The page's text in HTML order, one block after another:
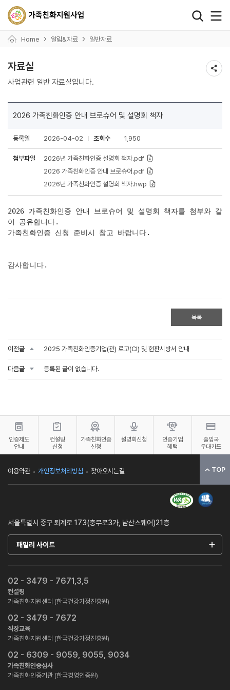
Home 알림&자료 일반자료
자료실
사업관련 일반 자료실입니다.
2026 가족친화인증 안내 브로슈어 및 설명회 책자
등록일 2026-04-02 조회수 1,950
첨부파일
2026년 가족친화인증 설명회 책자.pdf
2026 가족친화인증 안내 브로슈어.pdf
2026년 가족친화인증 설명회 책자.hwp
2026 가족친화인증 안내 브로슈어 및 설명회 책자를 첨부와 같
이 공유합니다.
가족친화인증 신청 준비시 참고 바랍니다.
감사합니다.
목록
이전글 2025 가족친화인증기업(관) 로고(CI) 및 현판시방서 안내
다음글 등록된 글이 없습니다.
인증제도
안내
컨설팅
신청
가족친화인증
신청
설명회신청
인증기업
혜택
출입국
우대카드
TOP
이용약관 개인정보처리방침 찾아오시는길
서울특별시 중구 퇴계로 173(충무로3가, 남산스퀘어)21층
패밀리 사이트
02 - 3479 - 7671,3,5
컨설팅
가족친화지원센터 (한국건강가정진흥원)
02 - 3479 - 7672
직장교육
가족친화지원센터 (한국건강가정진흥원)
02 - 6309 - 9059, 9055, 9034
가족친화인증심사
가족친화인증기관 (한국경영인증원)